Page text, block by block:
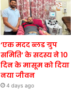
‘एक मदद ब्लड ग्रुप
समिति’ के सदस्य ने 10
दिन के मासूम को दिया
नया जीवन
4 days ago